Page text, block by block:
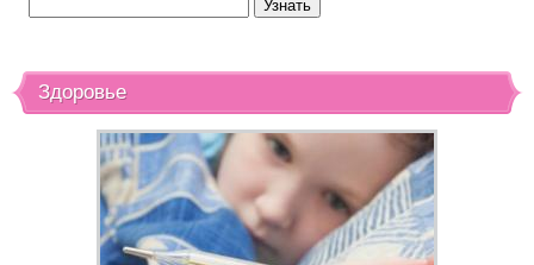
Здоровье